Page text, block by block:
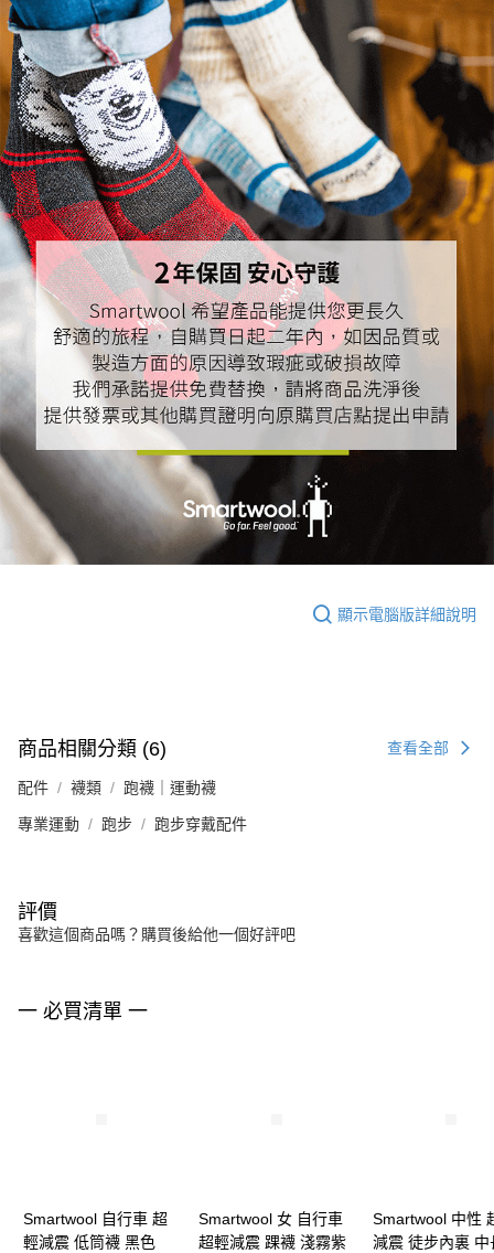
顯示電腦版詳細說明
商品相關分類 (6) 查看全部
配件 襪類 跑襪｜運動襪
專業運動 跑步 跑步穿戴配件
評價
喜歡這個商品嗎？購買後給他一個好評吧
一 必買清單 一
Smartwool 自行車 超
輕減震 低筒襪 黑色
Smartwool 女 自行車
超輕減震 踝襪 淺霧紫
Smartwool 中性
減震 徒步內裏 中